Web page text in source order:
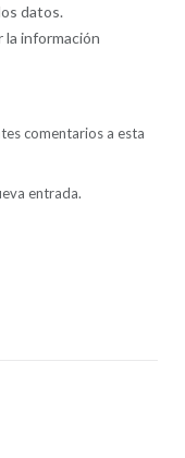
datos.
la información
comentarios a esta
entrada.